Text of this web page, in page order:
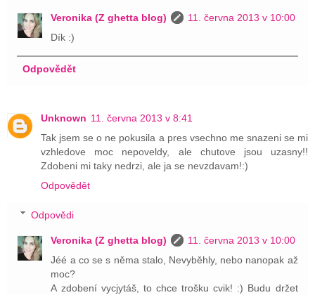
Veronika (Z ghetta blog)
11. června 2013 v 10:00
Dík :)
Odpovědět
Unknown 11. června 2013 v 8:41
Tak jsem se o ne pokusila a pres vsechno me snazeni se mi
vzhledove moc nepoveldy, ale chutove jsou uzasny!!
Zdobeni mi taky nedrzi, ale ja se nevzdavam!:)
Odpovědět
Odpovědi
Veronika (Z ghetta blog)
11. června 2013 v 10:00
Jéé a co se s něma stalo, Nevyběhly, nebo nanopak až
moc?
A zdobení vycjytáš, to chce trošku cvik! :) Budu držet